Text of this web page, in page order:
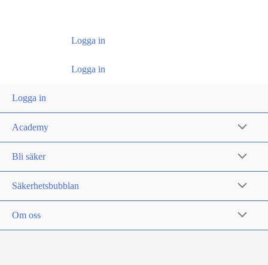
Logga in
Logga in
Logga in
Academy
Bli säker
Säkerhetsbubblan
Om oss